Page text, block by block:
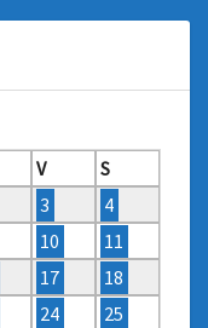
V
S
3
4
10
11
17
18
24
25